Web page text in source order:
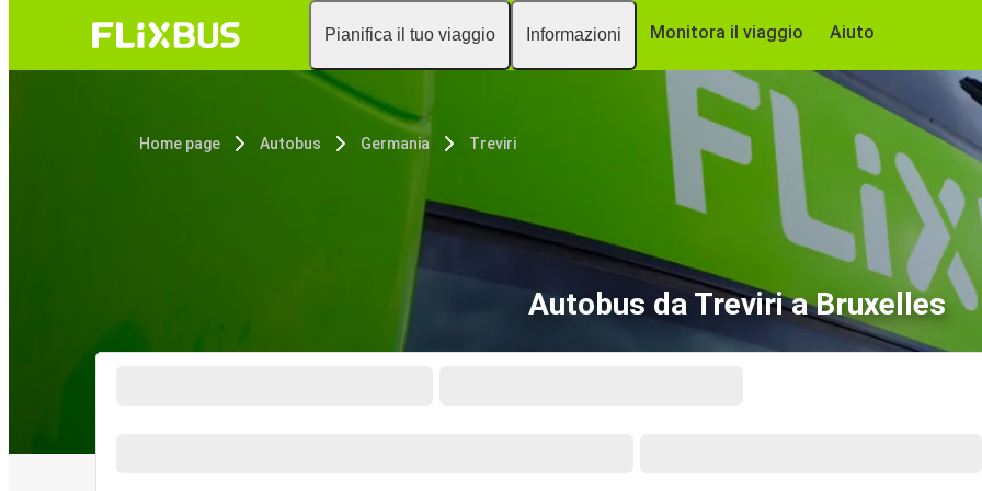
Pianifica il tuo viaggio Informazioni Monitora il viaggio Aiuto
Home page Autobus Germania Treviri
Autobus da Treviri a Bruxelles